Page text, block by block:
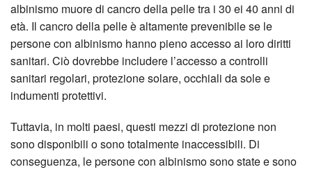
albinismo muore di cancro della pelle tra i 30 ei 40 anni di
età. Il cancro della pelle è altamente prevenibile se le
persone con albinismo hanno pieno accesso ai loro diritti
sanitari. Ciò dovrebbe includere l’accesso a controlli
sanitari regolari, protezione solare, occhiali da sole e
indumenti protettivi.
Tuttavia, in molti paesi, questi mezzi di protezione non
sono disponibili o sono totalmente inaccessibili. Di
conseguenza, le persone con albinismo sono state e sono